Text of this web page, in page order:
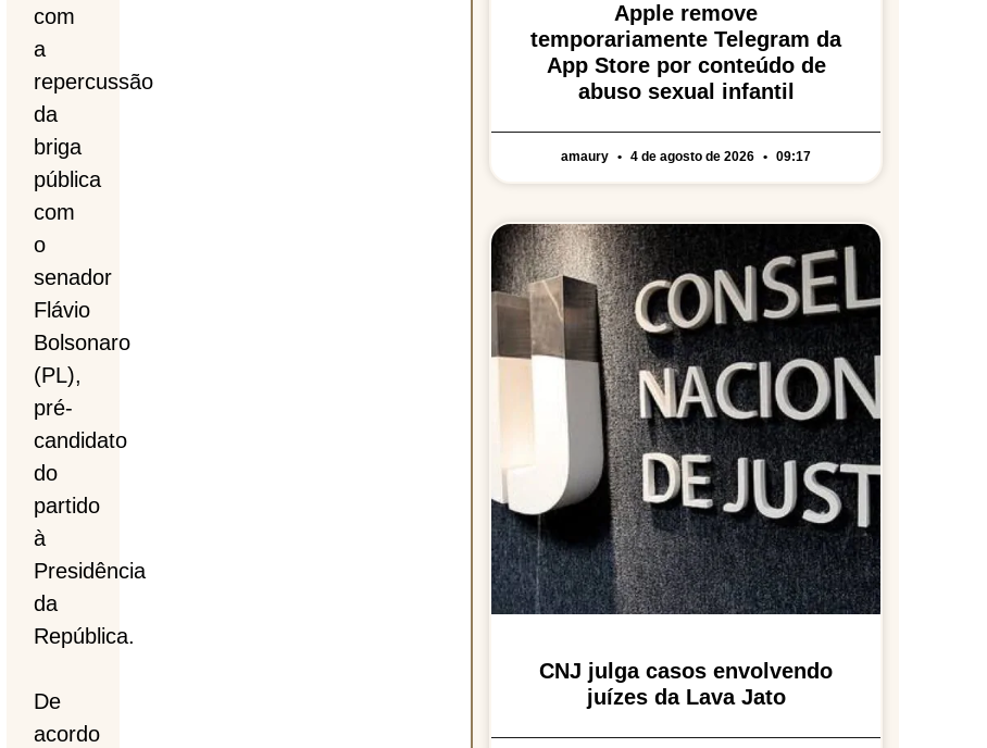
com
a
repercussão
da
briga
pública
com
o
senador
Flávio
Bolsonaro
(PL),
pré-
candidato
do
partido
à
Presidência
da
República.
De
acordo
Apple remove
temporariamente Telegram da
App Store por conteúdo de
abuso sexual infantil
amaury 4 de agosto de 2026 09:17
CNJ julga casos envolvendo
juízes da Lava Jato